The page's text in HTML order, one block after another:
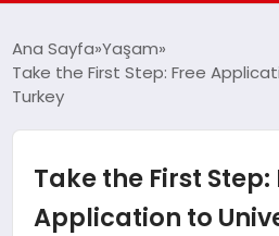
DÜNYA
Ana Sayfa Yaşam
Take the First Step: Free
Turkey
Take the First Step:
Application to